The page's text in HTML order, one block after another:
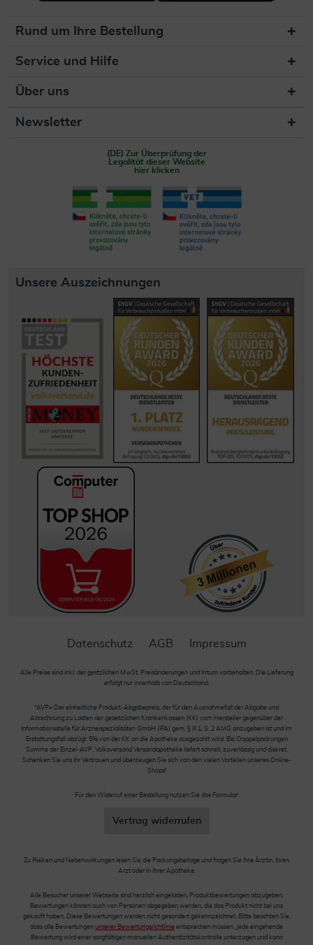
Rund um Ihre Bestellung
Service und Hilfe
Über uns
Newsletter
(DE) Zur Überprüfung der
Legalität dieser Website
hier klicken
Unsere Auszeichnungen
Datenschutz AGB Impressum
Alle Preise sind inkl. der gestzlichen MwSt. Preisänderungen und Irrtum vorbehalten. Die Lieferung
erfolgt nur innerhalb von Deutschland.
*AVP= Der einheitliche Produkt-Abgabepreis, der für den Ausnahmefall der Abgabe und
Abrechnung zu Lasten der gesetzlichen Krankenkassen (KK) vom Hersteller gegenüber der
Informationsstelle für Arzneispezialitäten GmbH (IFA) gem. § III 1, S. 2 AMG anzugeben ist und im
Erstattungsfall abzügl. 5% von der KK an die Apotheke ausgezahlt wird. Bei Doppelpackungen
Summe der Einzel-AVP. Volksversand Versandapotheke liefert schnell, zuverlässig und diskret.
Schenken Sie uns Ihr Vertrauen und überzeugen Sie sich von den vielen Vorteilen unseres Online-
Shops!
Für den Widerruf einer Bestellung nutzen Sie das Formular:
Vertrag widerrufen
Zu Risiken und Nebenwirkungen lesen Sie die Packungsbeilage und fragen Sie Ihre Ärztin, Ihren
Arzt oder in Ihrer Apotheke.
Alle Besucher unserer Webseite sind herzlich eingeladen, Produktbewertungen abzugeben.
Bewertungen können auch von Personen abgegeben werden, die das Produkt nicht bei uns
gekauft haben. Diese Bewertungen werden nicht gesondert gekennzeichnet. Bitte beachten Sie,
dass alle Bewertungen unserer Bewertungsrichtlinie entsprechen müssen. Jede eingehende
Bewertung wird einer sorgfältigen manuellen Authentizitätskontrolle unterzogen und kann